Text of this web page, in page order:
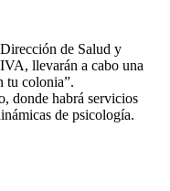
de Salud y
llevarán a cabo una
tu colonia”.
donde habrá servicios
de psicología.